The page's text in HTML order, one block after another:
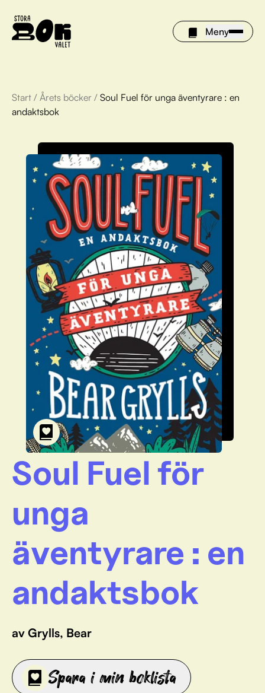
Meny
Årets böcker
Om Stora bokvalet
Olivia tipsar
Vinnare
FAQ
För bibliotek
Start / Årets böcker / Soul Fuel för unga äventyrare : en
andaktsbok
Soul Fuel för
unga
äventyrare : en
andaktsbok
av Grylls, Bear
Spara i min boklista